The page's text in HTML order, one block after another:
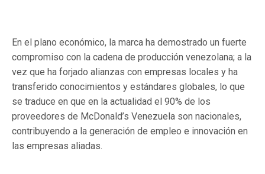
En el plano económico, la marca ha demostrado un fuerte
compromiso con la cadena de producción venezolana; a la
vez que ha forjado alianzas con empresas locales y ha
transferido conocimientos y estándares globales, lo que
se traduce en que en la actualidad el 90% de los
proveedores de McDonald’s Venezuela son nacionales,
contribuyendo a la generación de empleo e innovación en
las empresas aliadas.